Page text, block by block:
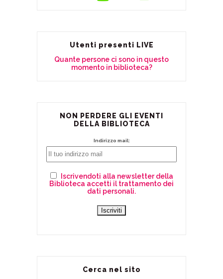
Utenti presenti LIVE
Quante persone ci sono in questo
momento in biblioteca?
NON PERDERE GLI EVENTI
DELLA BIBLIOTECA
Indirizzo mail:
Iscrivendoti alla newsletter della
Biblioteca accetti il trattamento dei
dati personali.
Cerca nel sito